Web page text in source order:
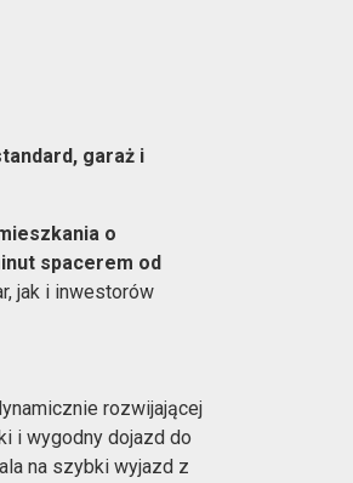
garaż i
o
spacerem od
jak i inwestorów
rozwijającej
i wygodny dojazd do
na szybki wyjazd z